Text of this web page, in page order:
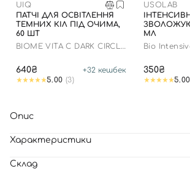
UIQ
ПАТЧІ ДЛЯ ОСВІТЛЕННЯ
ТЕМНИХ КІЛ ПІД ОЧИМА,
60 ШТ
BIOME VITA C DARK CIRCLE
640₴ +32 кешбек
5.00 (3)
USOLAB
МЛ
Bio
350₴
5.00
Опис
Характеристики
Склад